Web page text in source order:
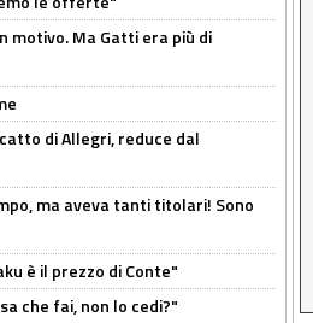
motivo. Ma Gatti era più di
di Allegri, reduce dal
ma aveva tanti titolari! Sono
è il prezzo di Conte"
che fai, non lo cedi?"